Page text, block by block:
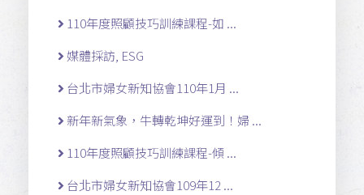
110年度照顧技巧訓練課程-如 ...
媒體採訪, ESG
台北市婦女新知協會110年1月 ...
新年新氣象，牛轉乾坤好運到！婦 ...
110年度照顧技巧訓練課程-傾 ...
台北市婦女新知協會109年12 ...